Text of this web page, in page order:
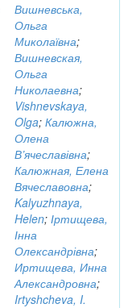
Вишневська,
Ольга
Миколаївна;
Вишневская,
Ольга
Николаевна;
Vishnevskaya,
Olga; Калюжна,
Олена
В’ячеславівна;
Калюжная, Елена
Вячеславовна;
Kalyuzhnaya,
Helen; Іртищева,
Інна
Олександрівна;
Иртищева, Инна
Александровна;
Irtyshcheva, I.